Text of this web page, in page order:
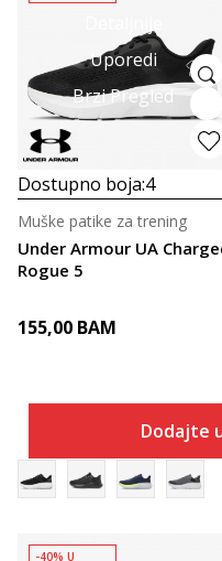
Uporedi
Brzi Pregled
Dostupno boja:4
Under Armour UA
Rogue 5
Muške patike za trening
155,00 BAM
Dodajte
-40% U